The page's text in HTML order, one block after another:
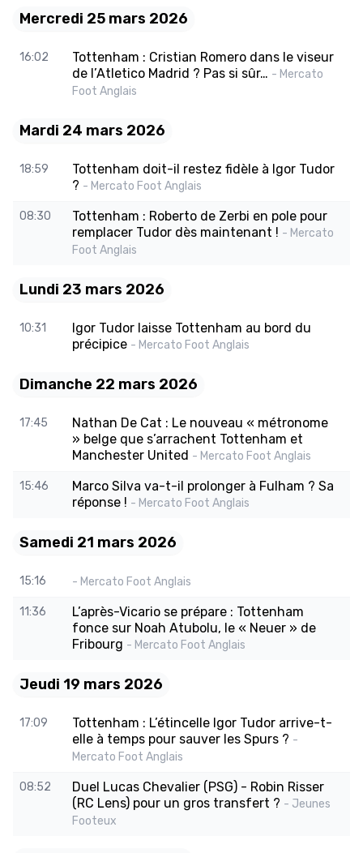
Mercredi 25 mars 2026
16:02
Tottenham : Cristian Romero dans le viseur
de l’Atletico Madrid ? Pas si sûr… - Mercato
Foot Anglais
Mardi 24 mars 2026
18:59
Tottenham doit-il restez fidèle à Igor Tudor
? - Mercato Foot Anglais
08:30
Tottenham : Roberto de Zerbi en pole pour
remplacer Tudor dès maintenant ! - Mercato
Foot Anglais
Lundi 23 mars 2026
10:31
Igor Tudor laisse Tottenham au bord du
précipice - Mercato Foot Anglais
Dimanche 22 mars 2026
17:45
Nathan De Cat : Le nouveau « métronome
» belge que s’arrachent Tottenham et
Manchester United - Mercato Foot Anglais
15:46
Marco Silva va-t-il prolonger à Fulham ? Sa
réponse ! - Mercato Foot Anglais
Samedi 21 mars 2026
15:16 - Mercato Foot Anglais
11:36
L’après-Vicario se prépare : Tottenham
fonce sur Noah Atubolu, le « Neuer » de
Fribourg - Mercato Foot Anglais
Jeudi 19 mars 2026
17:09
Tottenham : L’étincelle Igor Tudor arrive-t-
elle à temps pour sauver les Spurs ? -
Mercato Foot Anglais
08:52
Duel Lucas Chevalier (PSG) - Robin Risser
(RC Lens) pour un gros transfert ? - Jeunes
Footeux